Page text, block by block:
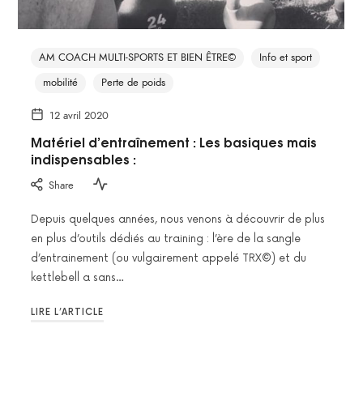
AM COACH MULTI-SPORTS ET BIEN ÊTRE©
Info et sport
mobilité
Perte de poids
12 avril 2020
Matériel d’entraînement : Les basiques mais
indispensables :
Share
Depuis quelques années, nous venons à découvrir de plus
en plus d’outils dédiés au training : l’ère de la sangle
d’entrainement (ou vulgairement appelé TRX©) et du
kettlebell a sans…
LIRE L’ARTICLE